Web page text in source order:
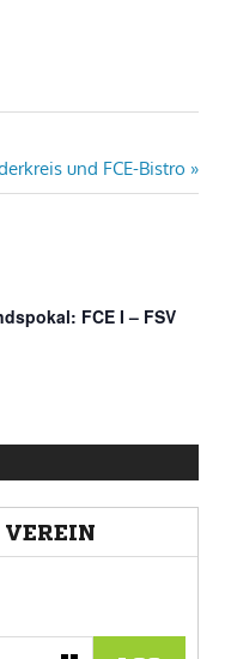
und FCE-Bistro
FCE I – FSV